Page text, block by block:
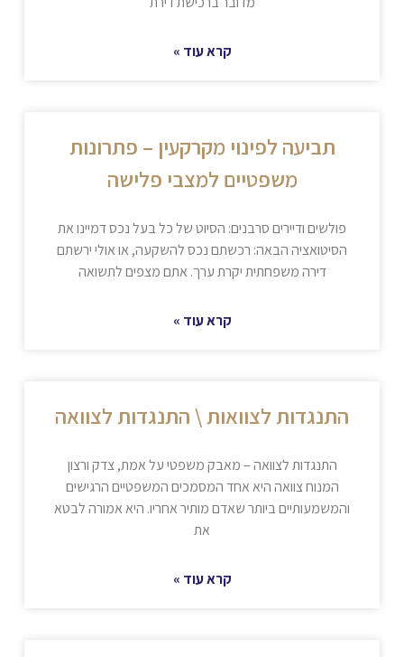
קרא עוד »
תביעה לפינוי מקרקעין – פתרונות
משפטיים למצבי פלישה
פולשים ודיירים סרבנים: הסיוט של כל בעל נכס דמיינו את
הסיטואציה הבאה: רכשתם נכס להשקעה, או אולי ירשתם
דירה משפחתית יקרת ערך. אתם מצפים לתשואה
קרא עוד »
התנגדות לצוואות \ התנגדות לצוואה
התנגדות לצוואה – מאבק משפטי על אמת, צדק ורצון
המנוח צוואה היא אחד המסמכים המשפטיים הרגישים
והמשמעותיים ביותר שאדם מותיר אחריו. היא אמורה לבטא
את
קרא עוד »